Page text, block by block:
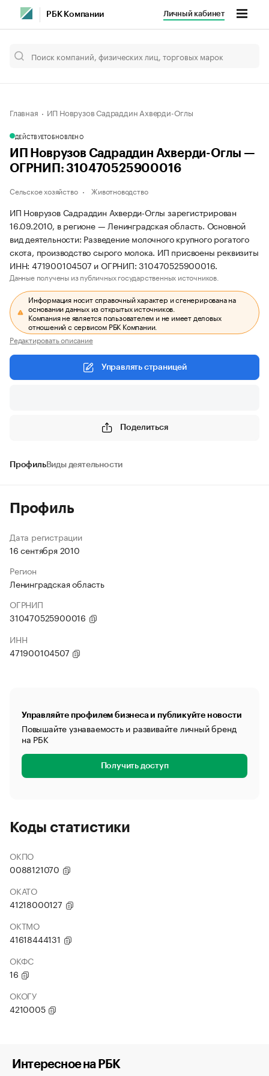
РБК Компании Личный кабинет
Главная ИП Новрузов Садраддин Ахверди-Оглы
ДЕЙСТВУЕТОБНОВЛЕНО
ИП Новрузов Садраддин Ахверди-Оглы —
ОГРНИП: 310470525900016
Сельское хозяйство Животноводство
ИП Новрузов Садраддин Ахверди-Оглы зарегистрирован
16.09.2010, в регионе — Ленинградская область. Основной
вид деятельности: Разведение молочного крупного рогатого
скота, производство сырого молока. ИП присвоены реквизиты
ИНН: 471900104507 и ОГРНИП: 310470525900016.
Данные получены из публичных государственных источников.
Информация носит справочный характер и сгенерирована на
основании данных из открытых источников.
Компания не является пользователем и не имеет деловых
отношений с сервисом РБК Компании.
Редактировать описание
Управлять страницей
Поделиться
ПрофильВиды деятельности
Профиль
Дата регистрации
16 сентября 2010
Регион
Ленинградская область
ОГРНИП
310470525900016
ИНН
471900104507
Управляйте профилем бизнеса и публикуйте новости
Повышайте узнаваемость и развивайте личный бренд
на РБК
Получить доступ
Коды статистики
ОКПО
0088121070
ОКАТО
41218000127
ОКТМО
41618444131
ОКФС
16
ОКОГУ
4210005
Интересное на РБК